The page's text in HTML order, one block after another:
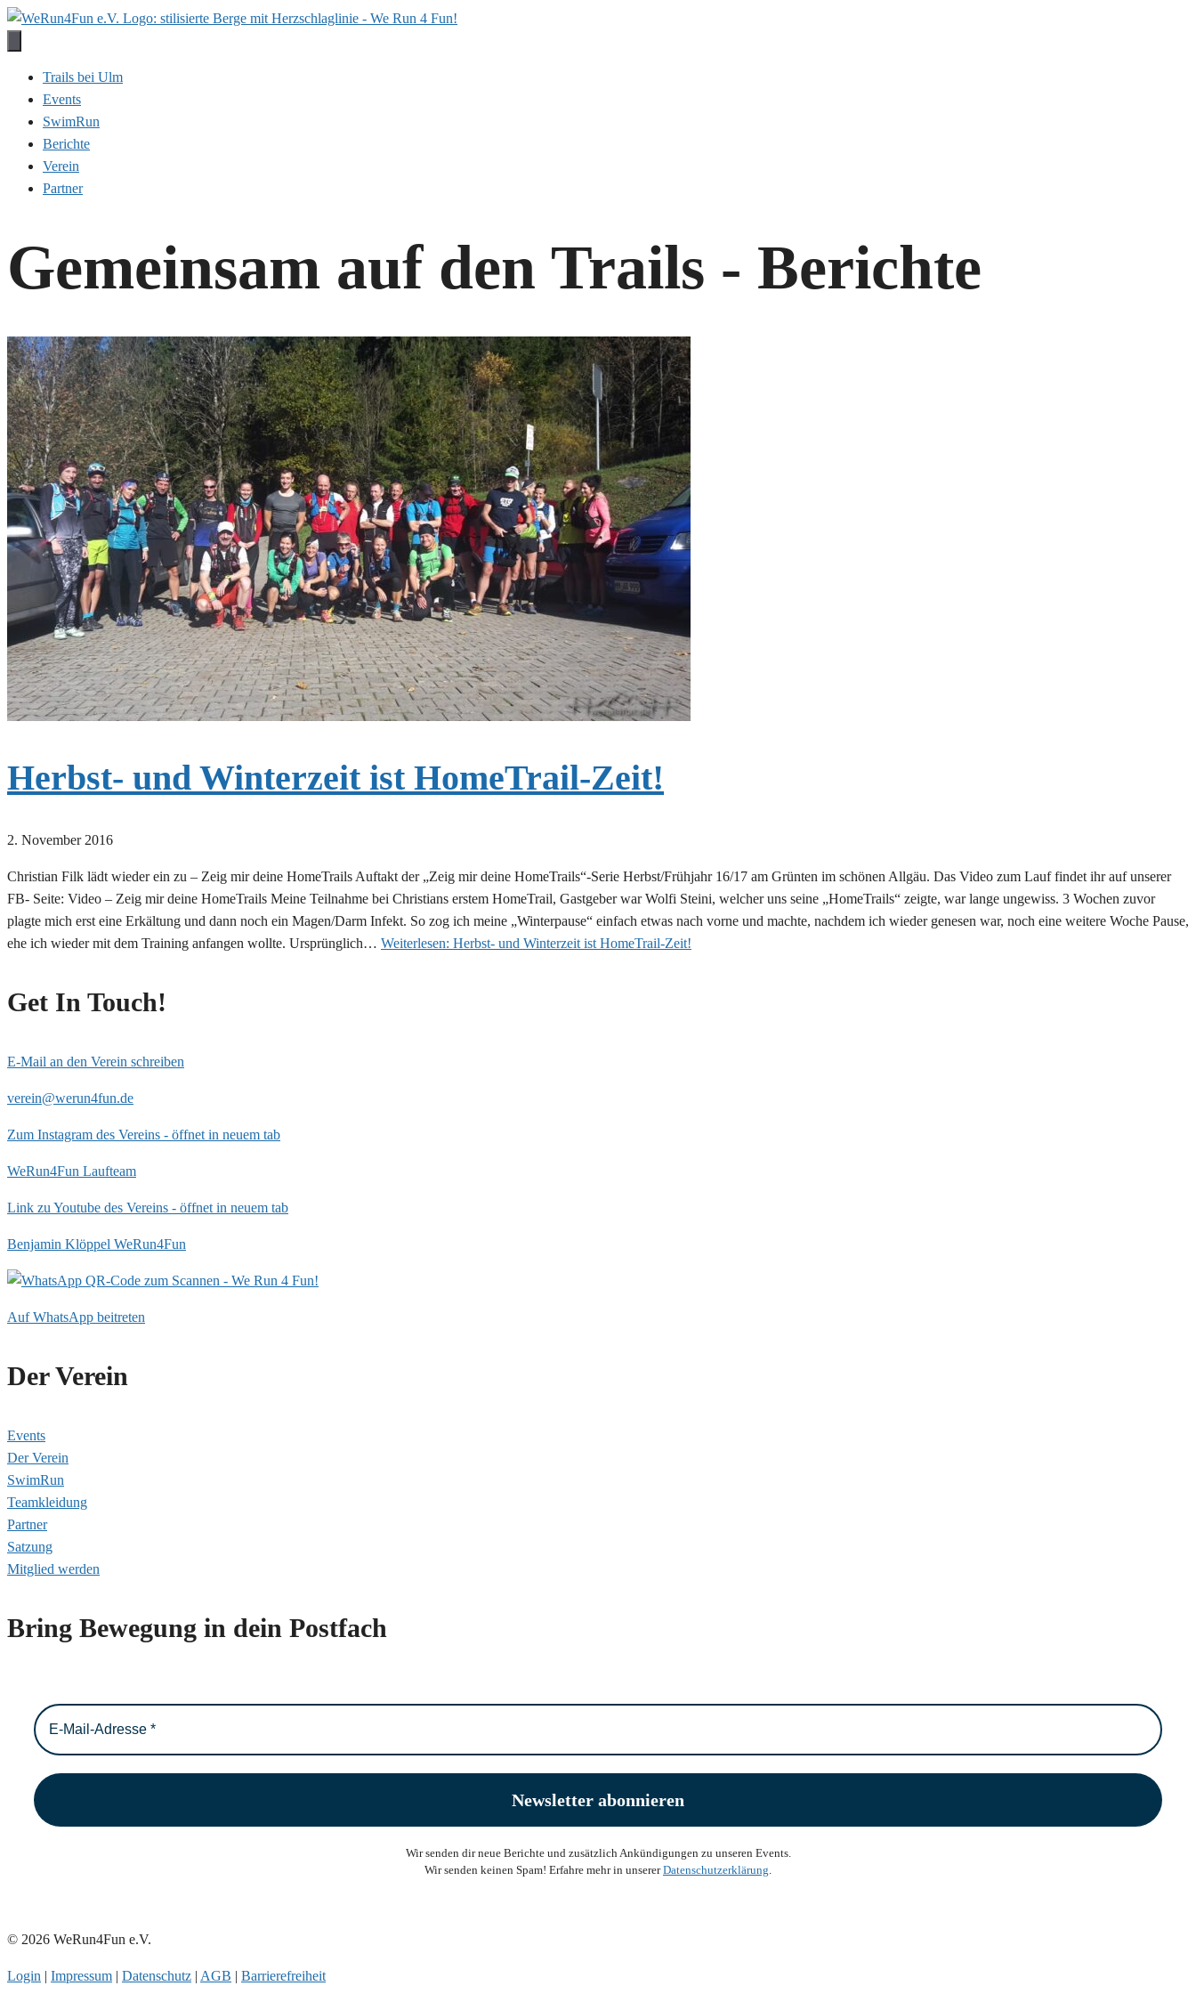
Zum
Trails bei Ulm
Events
SwimRun
Berichte
Verein
Partner
Gemeinsam auf den Trails - Berichte
Herbst- und Winterzeit ist HomeTrail-Zeit!
2. November 2016
Christian Filk lädt wieder ein zu – Zeig mir deine HomeTrails Auftakt der „Zeig mir deine HomeTrails“-Serie Herbst/Frühjahr 16/17 am Grünten im schönen Allgäu. Das Video zum Lauf findet ihr auf unserer
FB- Seite: Video – Zeig mir deine HomeTrails Meine Teilnahme bei Christians erstem HomeTrail, Gastgeber war Wolfi Steini, welcher uns seine „HomeTrails“ zeigte, war lange ungewiss. 3 Wochen zuvor
plagte mich erst eine Erkältung und dann noch ein Magen/Darm Infekt. So zog ich meine „Winterpause“ einfach etwas nach vorne und machte, nachdem ich wieder genesen war, noch eine weitere Woche Pause,
ehe ich wieder mit dem Training anfangen wollte. Ursprünglich… Weiterlesen: Herbst- und Winterzeit ist HomeTrail-Zeit!
Get In Touch!
E-Mail an den Verein schreiben
verein@werun4fun.de
Zum Instagram des Vereins - öffnet in neuem tab
WeRun4Fun Laufteam
Link zu Youtube des Vereins - öffnet in neuem tab
Benjamin Klöppel WeRun4Fun
Auf WhatsApp beitreten
Der Verein
Events
Der Verein
SwimRun
Teamkleidung
Partner
Satzung
Mitglied werden
Bring Bewegung in dein Postfach
Wir senden dir neue Berichte und zusätzlich Ankündigungen zu unseren Events.
Wir senden keinen Spam! Erfahre mehr in unsererDatenschutzerklärung.
© 2026 WeRun4Fun e.V.
Login | Impressum | Datenschutz | AGB | Barrierefreiheit